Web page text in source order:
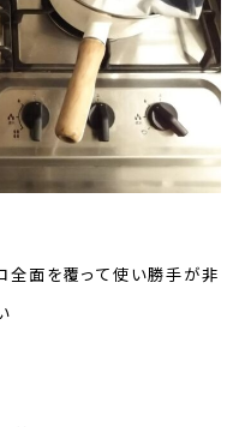
全面を覆って使い勝手が非